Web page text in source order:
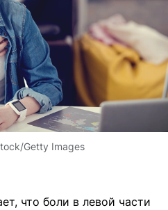
Getty Images
что боли в левой части